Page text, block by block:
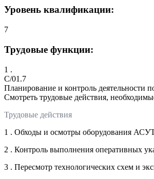
Уровень квалификации:
7
Трудовые функции:
1 .
C/01.7
Планирование и контроль
Смотреть трудовые действия,
Трудовые действия
1 . Обходы и осмотры оборудования
2 . Контроль выполнения оперативных
3 . Пересмотр технологических схем и